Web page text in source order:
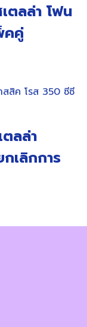
ตลล่า โฟน
คคู่
ลล่า
เลิกการ